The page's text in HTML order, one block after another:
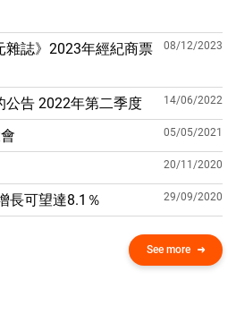
雜誌》2023年經紀商票
08/12/2023
公告 2022年第二季度 14/06/2022
05/05/2021
20/11/2020
長可望達8.1％ 29/09/2020
See more